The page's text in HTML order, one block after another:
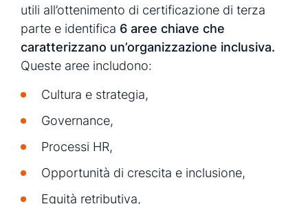
utili all’ottenimento di certificazione di terza
parte e identifica 6 aree chiave che
caratterizzano un’organizzazione inclusiva.
Queste aree includono:
Cultura e strategia,
Governance,
Processi HR,
Opportunità di crescita e inclusione,
Equità retributiva,